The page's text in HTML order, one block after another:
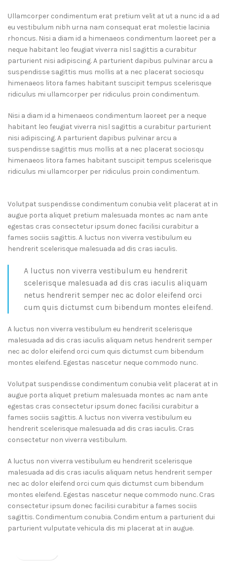
Ullamcorper condimentum erat pretium velit at ut a nunc id a ad
eu vestibulum nibh urna nam consequat erat molestie lacinia
rhoncus. Nisi a diam id a himenaeos condimentum laoreet per a
neque habitant leo feugiat viverra nisl sagittis a curabitur
parturient nisi adipiscing. A parturient dapibus pulvinar arcu a
suspendisse sagittis mus mollis at a nec placerat sociosqu
himenaeos litora fames habitant suscipit tempus scelerisque
ridiculus mi ullamcorper per ridiculus proin condimentum.
Nisi a diam id a himenaeos condimentum laoreet per a neque
habitant leo feugiat viverra nisl sagittis a curabitur parturient
nisi adipiscing. A parturient dapibus pulvinar arcu a
suspendisse sagittis mus mollis at a nec placerat sociosqu
himenaeos litora fames habitant suscipit tempus scelerisque
ridiculus mi ullamcorper per ridiculus proin condimentum.
Volutpat suspendisse condimentum conubia velit placerat at in
augue porta aliquet pretium malesuada montes ac nam ante
egestas cras consectetur ipsum donec facilisi curabitur a
fames sociis sagittis. A luctus non viverra vestibulum eu
hendrerit scelerisque malesuada ad dis cras iaculis.
A luctus non viverra vestibulum eu hendrerit
scelerisque malesuada ad dis cras iaculis aliquam
netus hendrerit semper nec ac dolor eleifend orci
cum quis dictumst cum bibendum montes eleifend.
A luctus non viverra vestibulum eu hendrerit scelerisque
malesuada ad dis cras iaculis aliquam netus hendrerit semper
nec ac dolor eleifend orci cum quis dictumst cum bibendum
montes eleifend. Egestas nascetur neque commodo nunc.
Volutpat suspendisse condimentum conubia velit placerat at in
augue porta aliquet pretium malesuada montes ac nam ante
egestas cras consectetur ipsum donec facilisi curabitur a
fames sociis sagittis. A luctus non viverra vestibulum eu
hendrerit scelerisque malesuada ad dis cras iaculis. Cras
consectetur non viverra vestibulum.
A luctus non viverra vestibulum eu hendrerit scelerisque
malesuada ad dis cras iaculis aliquam netus hendrerit semper
nec ac dolor eleifend orci cum quis dictumst cum bibendum
montes eleifend. Egestas nascetur neque commodo nunc. Cras
consectetur ipsum donec facilisi curabitur a fames sociis
sagittis. Condimentum conubia. Condim entum a parturient dui
parturient vulputate vehicula dis mi placerat at in augue.